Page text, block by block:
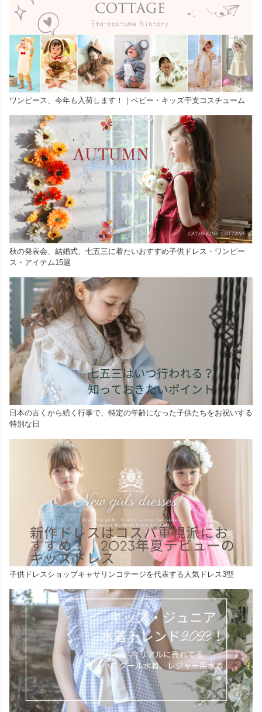
ワンピース、今年も入荷します！｜ベビー・キッズ干支コスチューム
秋の発表会、結婚式、七五三に着たいおすすめ子供ドレス・ワンピー
ス・アイテム15選
日本の古くから続く行事で、特定の年齢になった子供たちをお祝いする
特別な日
子供ドレスショップキャサリンコテージを代表する人気ドレス3型